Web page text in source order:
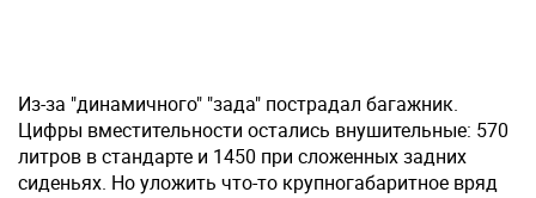
Из-за "динамичного" "зада" пострадал багажник.
Цифры вместительности остались внушительные: 570
литров в стандарте и 1450 при сложенных задних
сиденьях. Но уложить что-то крупногабаритное вряд